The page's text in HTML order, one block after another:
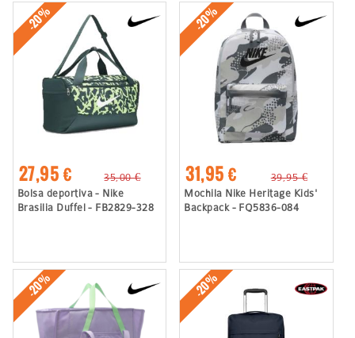
-20%
27,95 €
35,00 €
Bolsa deportiva - Nike
Brasilia Duffel - FB2829-328
-20%
31,95 €
39,95 €
Mochila Nike Heritage Kids'
Backpack - FQ5836-084
-20% -20%